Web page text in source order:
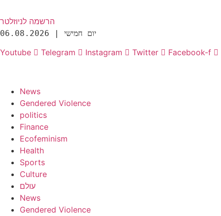
הרשמה לניוזלטר
יום חמישי | 06.08.2026
Youtube Telegram Instagram Twitter Facebook-f
News
Gendered Violence
politics
Finance
Ecofeminism
Health
Sports
Culture
עולם
News
Gendered Violence